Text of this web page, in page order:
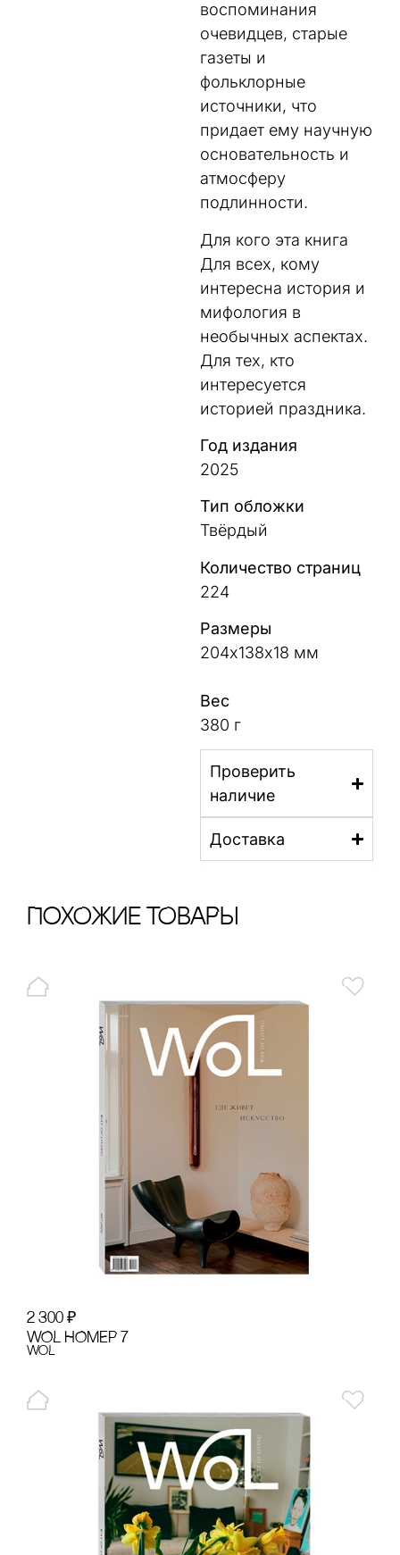
воспоминания
очевидцев, старые
газеты и
фольклорные
источники, что
придает ему научную
основательность и
атмосферу
подлинности.
Для кого эта книга
Для всех, кому
интересна история и
мифология в
необычных аспектах.
Для тех, кто
интересуется
историей праздника.
Год издания
2025
Тип обложки
Твёрдый
Количество страниц
224
Размеры
204х138х18 мм
Вес
380 г
Проверить
наличие
Доставка
ПохОжИе тОваРы
2 300 ₽
WOL НОМЕР 7
WoL